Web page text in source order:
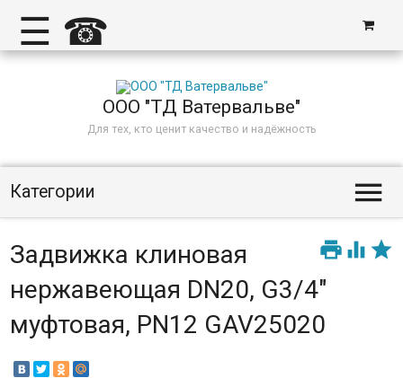
☰ ☎
ООО "ТД Ватервальве"
Для тех, кто ценит качество и надёжность
Категории 
  
Задвижка клиновая
нержавеющая DN20, G3/4"
муфтовая, PN12 GAV25020